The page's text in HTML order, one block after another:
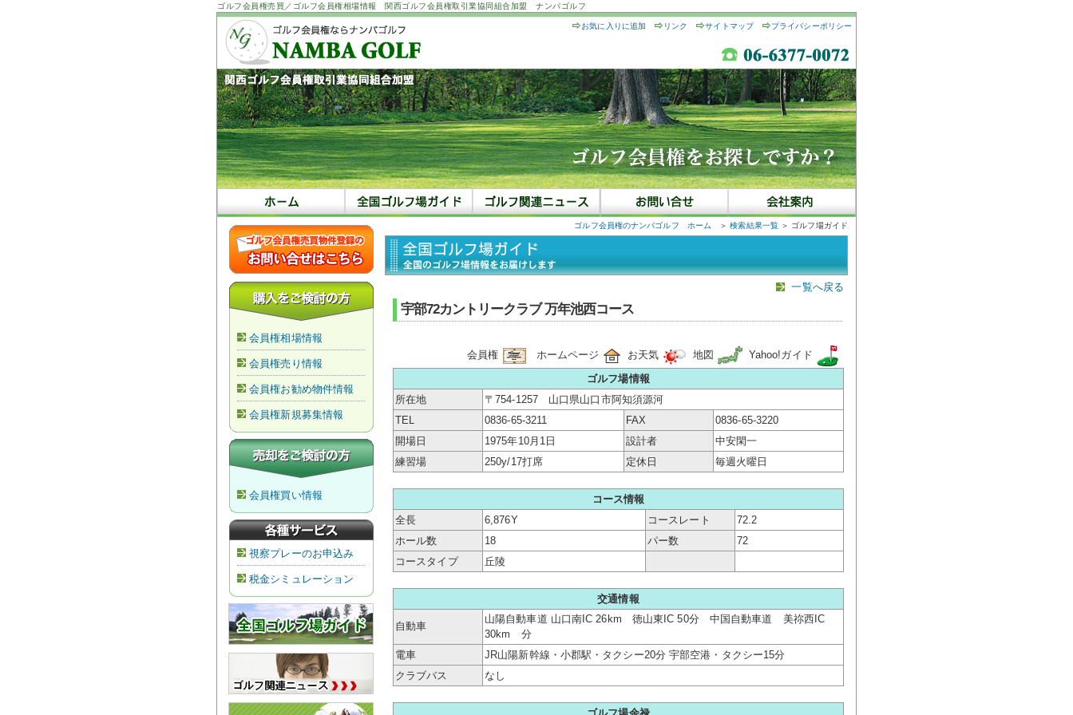
ゴルフ会員権売買／ゴルフ会員権相場情報 関西ゴルフ会員権取引業協同組合加盟 ナンバゴルフ
お気に入りに追加 リンク サイトマップ プライバシーポリシー
会員権相場情報
会員権売り情報
会員権お勧め物件情報
会員権新規募集情報
会員権買い情報
視察プレーのお申込み
税金シミュレーション
ゴルフ会員権のナンバゴルフ ホーム ＞検索結果一覧＞ ゴルフ場ガイド
一覧へ戻る
宇部72カントリークラブ 万年池西コース
会員権 ホームページ お天気 地図
Yahoo!ガイド
ゴルフ場情報
所在地
〒754-1257 山口県山口市阿知須源河
TEL
0836-65-3211 FAX
0836-65-3220
開場日
1975年10月1日 設計者
中安閑一
練習場
250y/17打席 定休日 毎週火曜日
コース情報
全長
6,876Y コースレート
72.2
ホール数
18 パー数
72
コースタイプ
丘陵
交通情報
自動車
山陽自動車道 山口南IC 26km 徳山東IC 50分 中国自動車道 美祢西IC
30km 分
電車
JR山陽新幹線・小郡駅・タクシー20分 宇部空港・タクシー15分
クラブバス
なし